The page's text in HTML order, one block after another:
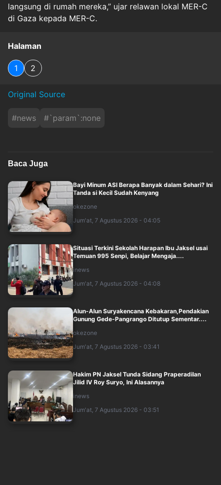
langsung di rumah mereka,” ujar relawan lokal MER-C
di Gaza kepada MER-C.
Halaman
1 2
Original Source
#news #`param`:none
Baca Juga
Bayi Minum ASI Berapa Banyak dalam Sehari? Ini
Tanda si Kecil Sudah Kenyang
okezone
Jum'at, 7 Agustus 2026 - 04:05
Situasi Terkini Sekolah Harapan Ibu Jaksel usai
Temuan 995 Senpi, Belajar Mengaja....
inews
Jum'at, 7 Agustus 2026 - 04:08
Alun-Alun Suryakencana Kebakaran,Pendakian
Gunung Gede-Pangrango Ditutup Sementar....
okezone
Jum'at, 7 Agustus 2026 - 03:41
Hakim PN Jaksel Tunda Sidang Praperadilan
Jilid IV Roy Suryo, Ini Alasannya
inews
Jum'at, 7 Agustus 2026 - 03:51